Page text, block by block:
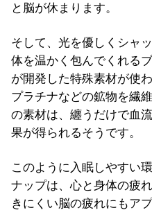
と脳が休まります。
そして、光を優しくシャ
体を温かく包んでくれる
が開発した特殊素材が使
プラチナなどの鉱物を繊
の素材は、纏うだけで血
果が得られるそうです。
このように入眠しやすい
ナップは、心と身体の疲
きにくい脳の疲れにもア